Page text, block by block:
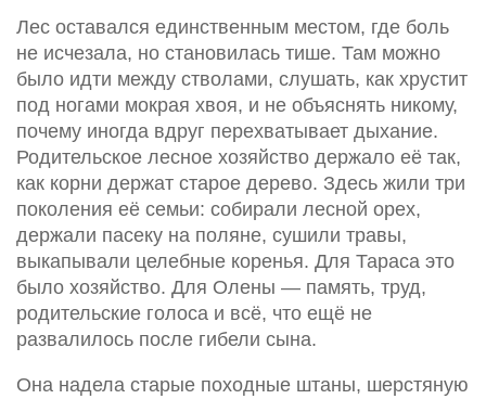
Лес оставался единственным местом, где боль
не исчезала, но становилась тише. Там можно
было идти между стволами, слушать, как хрустит
под ногами мокрая хвоя, и не объяснять никому,
почему иногда вдруг перехватывает дыхание.
Родительское лесное хозяйство держало её так,
как корни держат старое дерево. Здесь жили три
поколения её семьи: собирали лесной орех,
держали пасеку на поляне, сушили травы,
выкапывали целебные коренья. Для Тараса это
было хозяйство. Для Олены — память, труд,
родительские голоса и всё, что ещё не
развалилось после гибели сына.
Она надела старые походные штаны, шерстяную